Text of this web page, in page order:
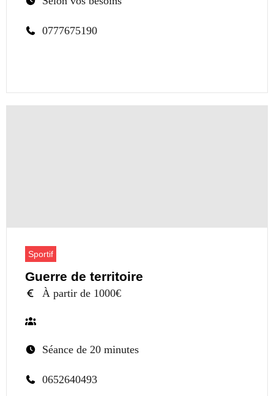
0777675190
Sportif
Guerre de territoire
À partir de 1000€
Séance de 20 minutes
0652640493